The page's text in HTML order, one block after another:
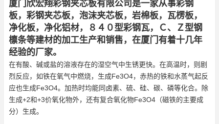
厦门欣宏翔彩钢夹芯板有限公司是一家从事彩钢
板，彩钢夹芯板，泡沫夹芯板，岩棉板，瓦楞板，
净化板，净化铝材，８４０型彩钢瓦，Ｃ、Ｚ型钢
檩条等建材的加工生产和销售，在厦门有着十几年
经验的厂家。
在有酸、碱或盐的溶液存在的湿空气中生锈更快。在高温时，则剧
烈反应，如铁在氧气中燃烧，生成Fe3O4，赤热的铁和水蒸气起反
应也生成Fe3O4。加热时均能同卤素、硫、硅、碳、磷等化合。除
生成+2和+3价氧化物外，还有复合氧化物Fe3O4（磁铁的主要成
分）生成。